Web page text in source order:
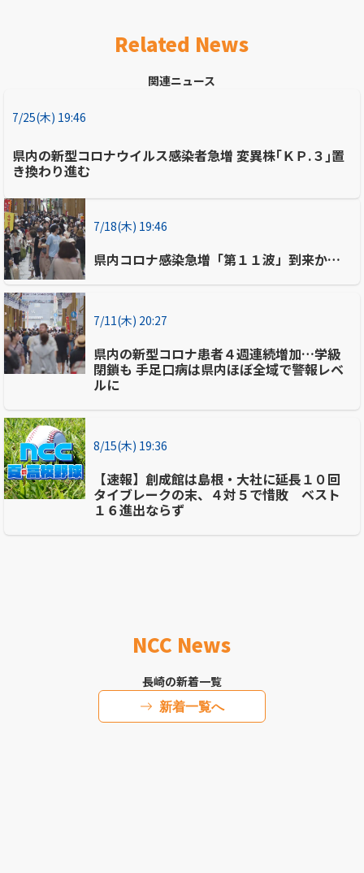
Related News
関連ニュース
7/25(木) 19:46
県内の新型コロナウイルス感染者急増 変異株｢ＫＰ.３｣置
き換わり進む
7/18(木) 19:46
県内コロナ感染急増「第１１波」到来か…
7/11(木) 20:27
県内の新型コロナ患者４週連続増加…学級
閉鎖も 手足口病は県内ほぼ全域で警報レベ
ルに
8/15(木) 19:36
【速報】創成館は島根・大社に延長１０回
タイブレークの末、４対５で惜敗 ベスト
１６進出ならず
NCC News
長崎の新着一覧
新着一覧へ